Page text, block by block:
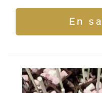
En